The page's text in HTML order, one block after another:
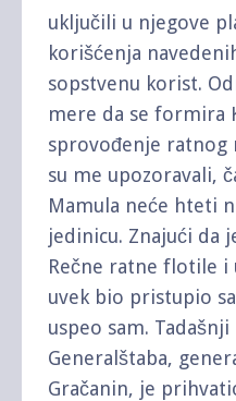
uključili u njegove
korišćenja
sopstvenu korist.
mere da se formira
sprovođenje ratnog
su me upozoravali,
Mamula neće hteti
jedinicu. Znajući da
Rečne ratne flotile i
uvek bio pristupio
uspeo sam.
Generalštaba,
Gračanin, je